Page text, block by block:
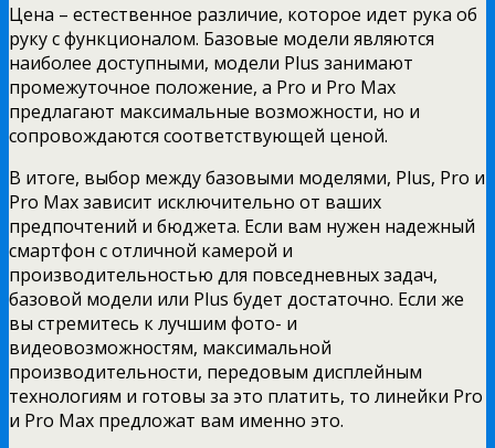
Цена – естественное различие, которое идет рука об
руку с функционалом. Базовые модели являются
наиболее доступными, модели Plus занимают
промежуточное положение, а Pro и Pro Max
предлагают максимальные возможности, но и
сопровождаются соответствующей ценой.
В итоге, выбор между базовыми моделями, Plus, Pro и
Pro Max зависит исключительно от ваших
предпочтений и бюджета. Если вам нужен надежный
смартфон с отличной камерой и
производительностью для повседневных задач,
базовой модели или Plus будет достаточно. Если же
вы стремитесь к лучшим фото- и
видеовозможностям, максимальной
производительности, передовым дисплейным
технологиям и готовы за это платить, то линейки Pro
и Pro Max предложат вам именно это.